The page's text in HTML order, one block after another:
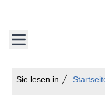
Sie lesen in